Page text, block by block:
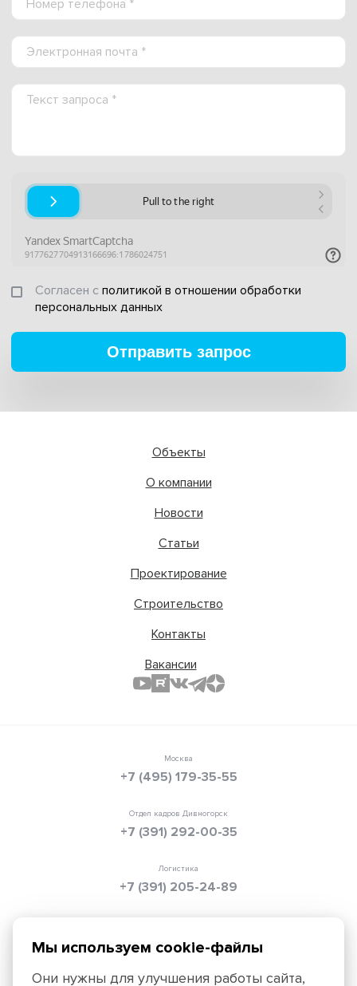
Согласен с политикой в отношении обработки
персональных данных
Отправить запрос
Объекты
О компании
Новости
Статьи
Проектирование
Строительство
Контакты
Вакансии
Москва
+7 (495) 179-35-55
Отдел кадров Дивногорск
+7 (391) 292-00-35
Логистика
+7 (391) 205-24-89
info@texpolimer.ru
Мы используем cookie-файлы
Они нужны для улучшения работы сайта,